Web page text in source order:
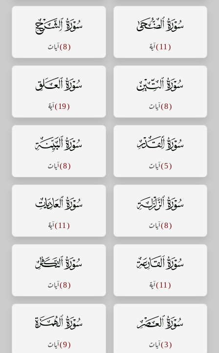
سورة الضحى
( 11 ) آية
سورة الشرح
( 8 ) آيات
سورة التين
( 8 ) آيات
سورة العلق
( 19 ) آية
سورة القدر
( 5 ) آيات
سورة البينة
( 8 ) آيات
سورة الزلزلة
( 8 ) آيات
سورة العاديات
( 11 ) آية
سورة القارعة
( 11 ) آية
سورة التكاثر
( 8 ) آيات
سورة العصر
( 3 ) آيات
سورة الهمزة
( 9 ) آيات